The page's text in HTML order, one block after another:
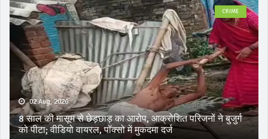
CRIME
02 Aug, 2026
8 साल की मासूम से छेड़छाड़ का आरोप, आक्रोशित परिजनों ने बुजुर्ग
को पीटा; वीडियो वायरल, पॉक्सो में मुकदमा दर्ज